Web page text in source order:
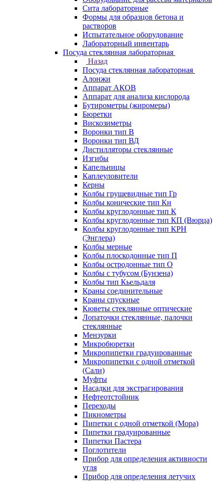
Сита лабораторные
Формы для образцов бетона и
растворов
Испытательное оборудование
Лабораторный инвентарь
Посуда стеклянная лабораторная
Назад
Посуда стеклянная лабораторная
Алонжи
Аппарат АКОВ
Аппарат для анализа кислорода
Бутирометры (жиромеры)
Бюретки
Вискозиметры
Воронки тип В
Воронки тип ВД
Дистилляторы стеклянные
Изгибы
Капельницы
Каплеуловители
Керны
Колбы грушевидные тип Гр
Колбы конические тип Кн
Колбы круглодонные тип К
Колбы круглодонные тип КП (Вюрца)
Колбы круглодонные тип КРН
(Энглера)
Колбы мерные
Колбы плоскодонные тип П
Колбы остродонные тип О
Колбы с тубусом (Бунзена)
Колбы тип Кьельдаля
Краны соединительные
Краны спускные
Кюветы стеклянные оптические
Лопаточки стеклянные, палочки
стеклянные
Мензурки
Микробюретки
Микропипетки градуированные
Микропипетки с одной отметкой
(Сали)
Муфты
Насадки для экстрагирования
Нефтеотстойник
Переходы
Пикнометры
Пипетки с одной отметкой (Мора)
Пипетки градуированные
Пипетки Пастера
Поглотители
Прибор для определения активности
угля
Прибор для определения летучих